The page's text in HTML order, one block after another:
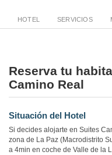
HOTEL SERVICIOS
Reserva tu
Camino Real
Situación del Hotel
Si decides alojarte en Suites
zona de La Paz (Macrodistrito
a 4min en coche de Valle de la